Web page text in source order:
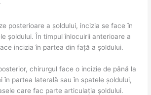
posterioare a șoldului, incizia se face în
șoldului. În timpul înlocuirii anterioare a
incizia în partea din față a șoldului.
chirurgul face o incizie de până la
în partea laterală sau în spatele șoldului,
care fac parte articulația șoldului.